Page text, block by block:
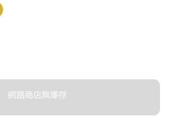
網路商店無庫存